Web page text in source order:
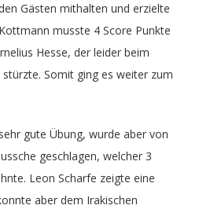
Gästen mithalten und erzielte
musste 4 Score Punkte
Hesse, der leider beim
Somit ging es weiter zum
gute Übung, wurde aber von
geschlagen, welcher 3
Leon Scharfe zeigte eine
aber dem Irakischen